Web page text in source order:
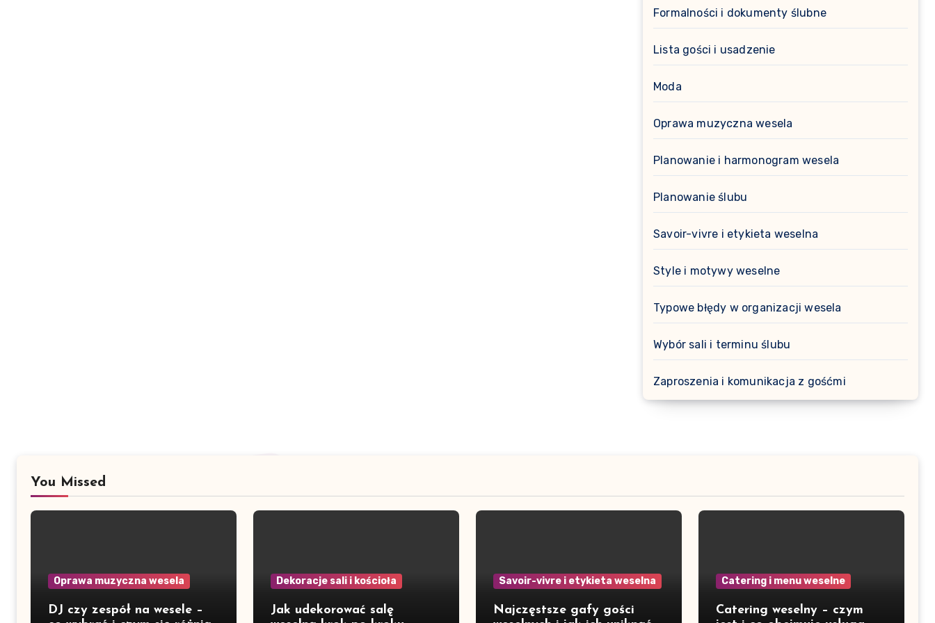
Formalności i dokumenty ślubne
Lista gości i usadzenie
Moda
Oprawa muzyczna wesela
Planowanie i harmonogram wesela
Planowanie ślubu
Savoir-vivre i etykieta weselna
Style i motywy weselne
Typowe błędy w organizacji wesela
Wybór sali i terminu ślubu
Zaproszenia i komunikacja z gośćmi
You Missed
Oprawa muzyczna wesela
DJ czy zespół na wesele –
Dekoracje sali i kościoła
Jak udekorować salę
Savoir-vivre i etykieta weselna
Najczęstsze gafy gości
Catering i menu weselne
Catering weselny – czym